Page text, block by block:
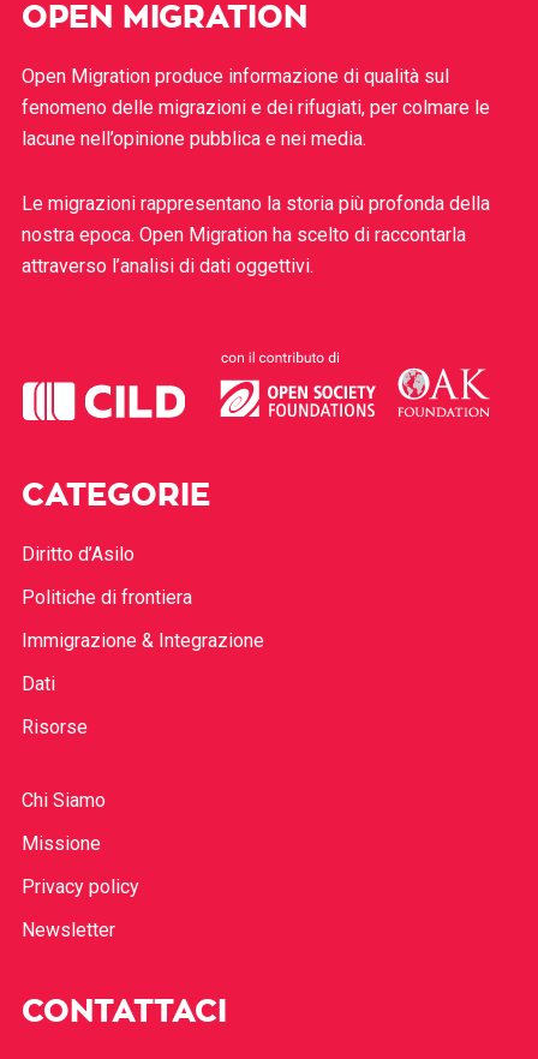
OPEN MIGRATION
Open Migration produce informazione di qualità sul
fenomeno delle migrazioni e dei rifugiati, per colmare le
lacune nell’opinione pubblica e nei media.
Le migrazioni rappresentano la storia più profonda della
nostra epoca. Open Migration ha scelto di raccontarla
attraverso l’analisi di dati oggettivi.
CATEGORIE
Diritto d’Asilo
Politiche di frontiera
Immigrazione & Integrazione
Dati
Risorse
Chi Siamo
Missione
Privacy policy
Newsletter
CONTATTACI